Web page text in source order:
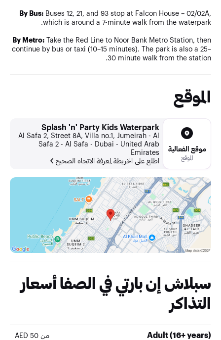
By Bus: Buses 12, 21, and 93 stop at Falcon House – 02/02A,
which is around a 7-minute walk from the waterpark.
By Metro: Take the Red Line to Noor Bank Metro Station, then
continue by bus or taxi (10–15 minutes). The park is also a 25–
30 minute walk from the station.
الموقع
موقع الفعالية
الموقع
Splash 'n' Party Kids Waterpark
Al Safa 2, Street 8A, Villa no.1, Jumeirah - Al
Safa 2 - Al Safa - Dubai - United Arab
Emirates
اطلع على الخريطة لمعرفة الاتجاه الصحيح
سبلاش إن بارتي في الصفا أسعار
التذاكر
Adult (16+ years) من 50 AED